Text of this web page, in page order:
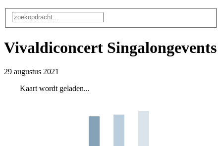
Vivaldiconcert Singalongevents
29 augustus 2021
Kaart wordt geladen...